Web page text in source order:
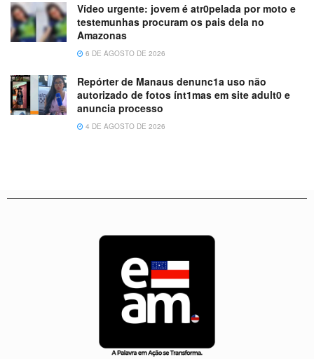
Vídeo urgente: jovem é atr0pelada por moto e
testemunhas procuram os pais dela no
Amazonas
6 DE AGOSTO DE 2026
Repórter de Manaus denunc1a uso não
autorizado de fotos ínt1mas em site adult0 e
anuncia processo
4 DE AGOSTO DE 2026